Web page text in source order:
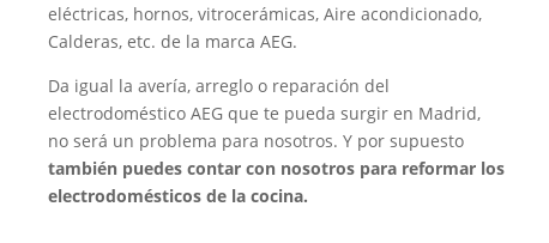
eléctricas, hornos, vitrocerámicas, Aire acondicionado,
Calderas, etc. de la marca AEG.
Da igual la avería, arreglo o reparación del
electrodoméstico AEG que te pueda surgir en Madrid,
no será un problema para nosotros. Y por supuesto
también puedes contar con nosotros para reformar los
electrodomésticos de la cocina.